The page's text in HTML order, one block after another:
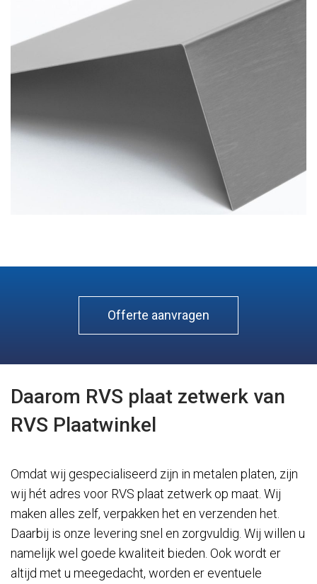
Offerte aanvragen
Daarom RVS plaat zetwerk van
RVS Plaatwinkel
Omdat wij gespecialiseerd zijn in metalen platen, zijn
wij hét adres voor RVS plaat zetwerk op maat. Wij
maken alles zelf, verpakken het en verzenden het.
Daarbij is onze levering snel en zorgvuldig. Wij willen u
namelijk wel goede kwaliteit bieden. Ook wordt er
altijd met u meegedacht, worden er eventuele